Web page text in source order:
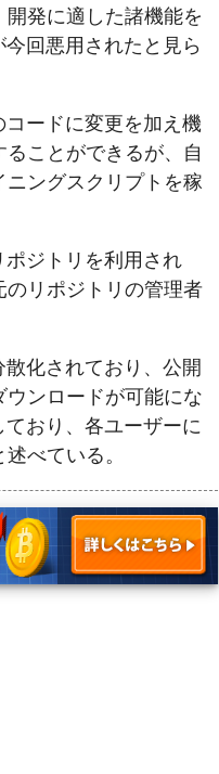
発に適した諸機能を
回悪用されたと見ら
ードに変更を加え機
ことができるが、自
ングスクリプトを稼
ジトリを利用され
リポジトリの管理者
化されており、公開
ンロードが可能にな
おり、各ユーザーに
べている。